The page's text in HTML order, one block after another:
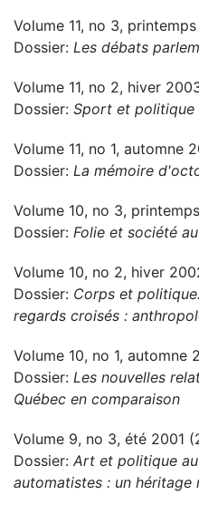
Volume 11, no 3,
Dossier: Les débats
Volume 11, no 2, hiver
Dossier: Sport et politique
Volume 11, no 1, automne
Dossier: La mémoire
Volume 10, no 3,
Dossier: Folie et société
Volume 10, no 2, hiver
Dossier: Corps et
regards croisés :
Volume 10, no 1, automne
Dossier: Les nouvelles
Québec en comparaison
Volume 9, no 3, été 2001
Dossier: Art et politique
automatistes : un héritage